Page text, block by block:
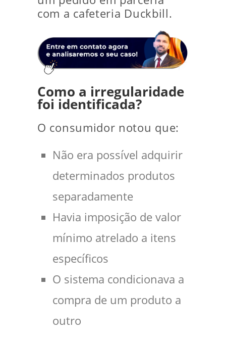
com a cafeteria Duckbill.
Como a irregularidade
foi identificada?
O consumidor notou que:
Não era possível adquirir
determinados produtos
separadamente
Havia imposição de valor
mínimo atrelado a itens
específicos
O sistema condicionava a
compra de um produto a
outro